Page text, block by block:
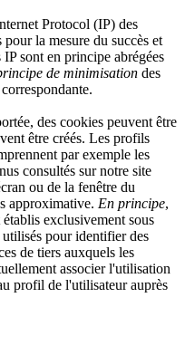
Protocol (IP) des
la mesure du succès et
IP sont en principe abrégées
de minimisation des
des cookies peuvent être
être créés. Les profils
par exemple les
consultés sur notre site
ou de la fenêtre du
approximative. En principe,
exclusivement sous
pour identifier des
de tiers auxquels les
associer l'utilisation
profil de l'utilisateur auprès